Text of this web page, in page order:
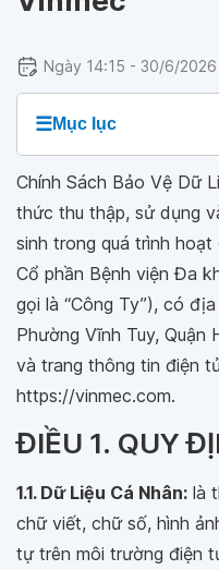
Ngày 14:15 - 30/6/2026
☰Mục lục
Chính Sách Bảo Vệ Dữ
thức thu thập, sử dụng
sinh trong quá trình
Cổ phần Bệnh viện Đa
gọi là “Công Ty”), có
Phường Vĩnh Tuy, Quận
và trang thông tin điện
https://vinmec.com.
ĐIỀU 1. QUY
1.1. Dữ Liệu Cá Nhân: là
chữ viết, chữ số, hình
tự trên môi trường điện